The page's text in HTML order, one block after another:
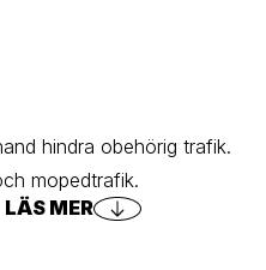
hindra obehörig trafik.
mopedtrafik.
LÄS MER